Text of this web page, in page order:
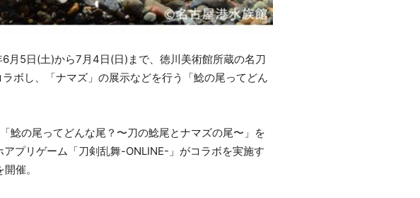
月5日(土)から7月4日(日)まで、徳川美術館所蔵の名刀
ボし、「ナマズ」の展示などを行う「鯰の尾ってどん
鯰の尾ってどんな尾？〜刀の鯰尾とナマズの尾〜」を
プリゲーム「刀剣乱舞-ONLINE-」がコラボを実施す
催。